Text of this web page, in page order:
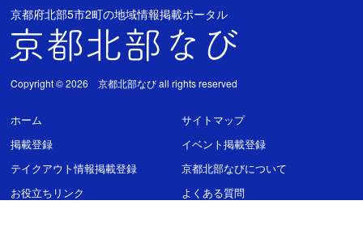
京都府北部5市2町の地域情報掲載ポータル
Copyright © 2026 京都北部なび all rights reserved
ホーム
サイトマップ
掲載登録
イベント掲載登録
テイクアウト情報掲載登録
京都北部なびについて
お役立ちリンク
よくある質問